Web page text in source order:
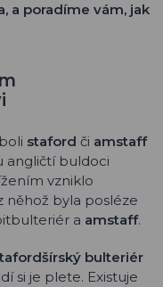
a poradíme vám, jak
staford či amstaff
angličtí buldoci
vzniklo
něhož byla posléze
a amstaff.
bulteriér
si je plete. Existuje